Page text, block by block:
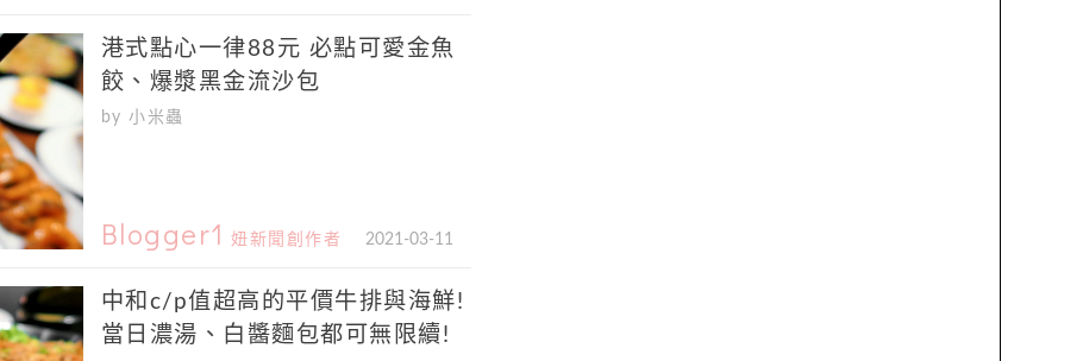
港式點心一律88元 必點可愛金魚
餃、爆漿黑金流沙包
by 小米蟲
Blogger1 妞新聞創作者 2021-03-11
中和c/p值超高的平價牛排與海鮮!
當日濃湯、白醬麵包都可無限續!